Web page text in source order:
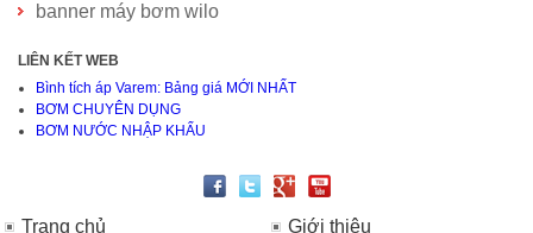
banner máy bơm wilo
LIÊN KẾT WEB
Bình tích áp Varem: Bảng giá MỚI NHẤT
BƠM CHUYÊN DỤNG
BƠM NƯỚC NHẬP KHẨU
Trang chủ
Giới thiệu